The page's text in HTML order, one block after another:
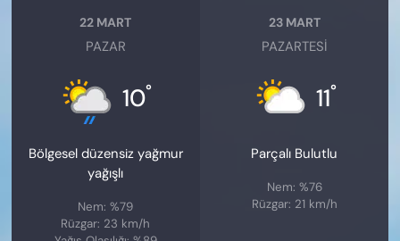
22 MART
PAZAR
10°
Bölgesel düzensiz yağmur
yağışlı
Nem: %79
Rüzgar: 23 km/h
23 MART
PAZARTESI
11°
Parçalı Bulutlu
Nem: %76
Rüzgar: 21 km/h